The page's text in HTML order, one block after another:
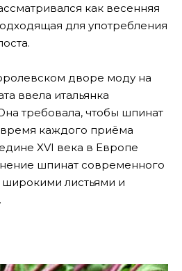
как весенняя
для употребления
дворе моду на
ввела итальянка
требовала, чтобы шпинат
время каждого приёма
XVI века в Европе
шпинат современного
листьями и